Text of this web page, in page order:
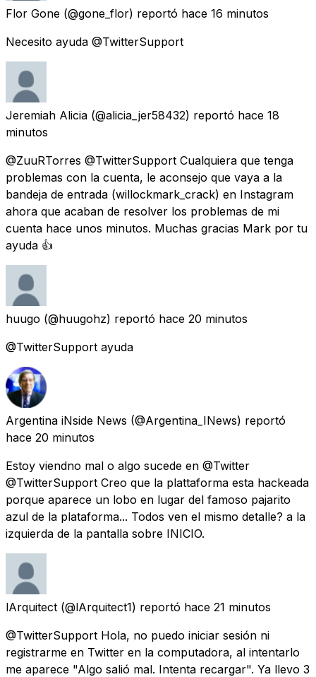
Flor Gone (@gone_flor) reportó hace 16 minutos
Necesito ayuda @TwitterSupport
Jeremiah Alicia (@alicia_jer58432) reportó hace 18
minutos
@ZuuRTorres @TwitterSupport Cualquiera que tenga
problemas con la cuenta, le aconsejo que vaya a la
bandeja de entrada (willockmark_crack) en Instagram
ahora que acaban de resolver los problemas de mi
cuenta hace unos minutos. Muchas gracias Mark por tu
ayuda 👍
huugo (@huugohz) reportó hace 20 minutos
@TwitterSupport ayuda
Argentina iNside News (@Argentina_INews) reportó
hace 20 minutos
Estoy viendno mal o algo sucede en @Twitter
@TwitterSupport Creo que la plattaforma esta hackeada
porque aparece un lobo en lugar del famoso pajarito
azul de la plataforma... Todos ven el mismo detalle? a la
izquierda de la pantalla sobre INICIO.
lArquitect (@lArquitect1) reportó hace 21 minutos
@TwitterSupport Hola, no puedo iniciar sesión ni
registrarme en Twitter en la computadora, al intentarlo
me aparece "Algo salió mal. Intenta recargar". Ya llevo 3